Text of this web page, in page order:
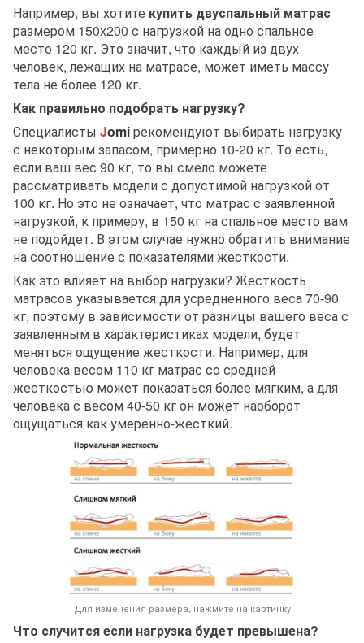
Например, вы хотите купить двуспальный матрас
размером 150x200 с нагрузкой на одно спальное
место 120 кг. Это значит, что каждый из двух
человек, лежащих на матрасе, может иметь массу
тела не более 120 кг.
Как правильно подобрать нагрузку?
Специалисты Jomiрекомендуют выбирать нагрузку
с некоторым запасом, примерно 10-20 кг. То есть,
если ваш вес 90 кг, то вы смело можете
рассматривать модели с допустимой нагрузкой от
100 кг. Но это не означает, что матрас с заявленной
нагрузкой, к примеру, в 150 кг на спальное место вам
не подойдет. В этом случае нужно обратить внимание
на соотношение с показателями жесткости.
Как это влияет на выбор нагрузки? Жесткость
матрасов указывается для усредненного веса 70-90
кг, поэтому в зависимости от разницы вашего веса с
заявленным в характеристиках модели, будет
меняться ощущение жесткости. Например, для
человека весом 110 кг матрас со средней
жесткостью может показаться более мягким, а для
человека с весом 40-50 кг он может наоборот
ощущаться как умеренно-жесткий.
Для изменения размера, нажмите на картинку
Что случится если нагрузка будет превышена?